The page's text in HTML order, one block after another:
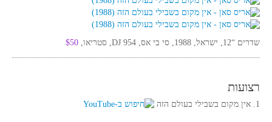
שדרים “12, ישראל, 1988, סי בי אס, DJ 954, סטריאו, $50
רצועות
1. אין מקום בשבילי בעולם הזה